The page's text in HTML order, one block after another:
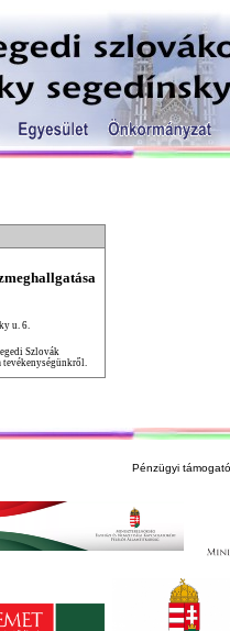
u. 6.
Szlovák
tevékenységünkről.
Pénzügyi